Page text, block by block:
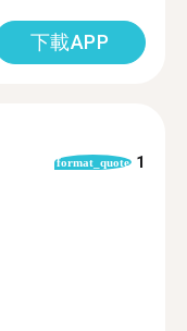
下載APP
format_quote 1